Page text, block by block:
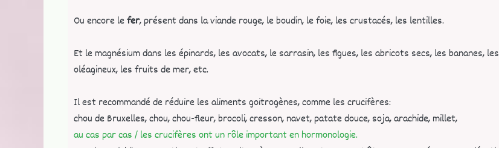
Ou encore lefer, présent dans la viande rouge, le boudin, le foie, les crustacés, les lentilles.
Et le magnésium dans les épinards, les avocats, le sarrasin, les figues, les abricots secs, les bananes, les
oléagineux, les fruits de mer, etc.
Il est recommandé de réduire les aliments goitrogènes, comme les crucifères:
chou de Bruxelles, chou, chou-fleur, brocoli, cresson, navet, patate douce, soja, arachide, millet,
au cas par cas / les crucifères ont un rôle important en hormonologie.